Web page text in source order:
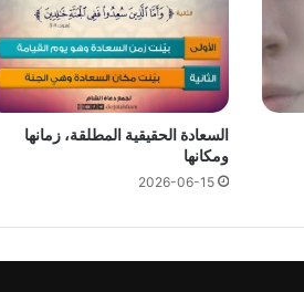
السعادة الحقيقية المطلقة، زمانها
ومكانها
2026-06-15